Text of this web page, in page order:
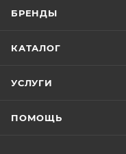
БРЕНДЫ
КАТАЛОГ
УСЛУГИ
ПОМОЩЬ